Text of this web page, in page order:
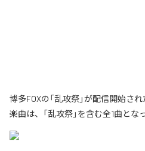
博多FOXの「乱攻祭」が配信開始さ
楽曲は、「乱攻祭」を含む全1曲とな